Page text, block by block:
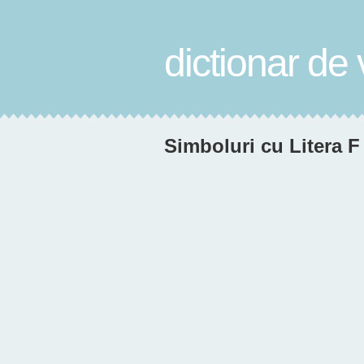
dictionar de
Simboluri cu Litera F